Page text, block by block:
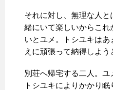
それに対し、無理な人
緒にいて楽しいからこれ
いとユメ。トシユキは
えに頑張って納得しよう
別荘へ帰宅する二人。
トシユキによりかかり眠